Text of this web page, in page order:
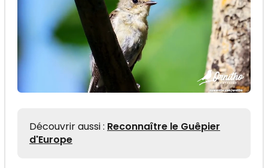
Découvrir aussi : Reconnaître le Guêpier
d'Europe